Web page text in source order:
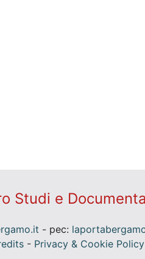
Studi e
- pec:
- Privacy & Cookie Policy